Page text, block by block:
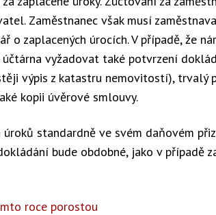
Zaměstnanec však musí
o zaplacených úrocích. V případě, že
vyžadovat také potvrzení
výpis z katastru nemovitostí), trvalý
kopii úvěrové smlouvy.
standardně ve svém daňovém
bude obdobné, jako v případě
roce porostou